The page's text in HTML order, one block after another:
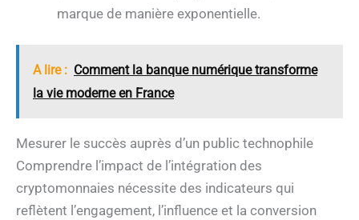
marque de manière exponentielle.
A lire : Comment la banque numérique transforme
la vie moderne en France
Mesurer le succès auprès d’un public technophile
Comprendre l’impact de l’intégration des
cryptomonnaies nécessite des indicateurs qui
reflètent l’engagement, l’influence et la conversion